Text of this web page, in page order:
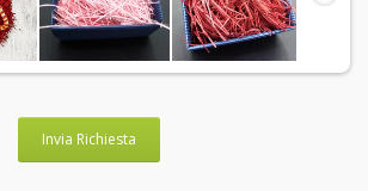
Invia Richiesta